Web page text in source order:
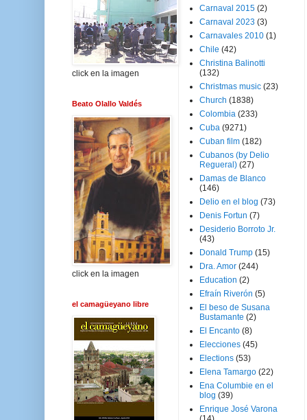
click en la imagen
Beato Olallo Valdés
click en la imagen
el camagüeyano libre
Carnaval 2015 (2)
Carnaval 2023 (3)
Carnavales 2010 (1)
Chile (42)
Christina Balinotti
(132)
Christmas music (23)
Church (1838)
Colombia (233)
Cuba (9271)
Cuban film (182)
Cubanos (by Delio
Regueral) (27)
Damas de Blanco
(146)
Delio en el blog (73)
Denis Fortun (7)
Desiderio Borroto Jr.
(43)
Donald Trump (15)
Dra. Amor (244)
Education (2)
Efraín Riverón (5)
El beso de Susana
Bustamante (2)
El Encanto (8)
Elecciones (45)
Elections (53)
Elena Tamargo (22)
Ena Columbie en el
blog (39)
Enrique José Varona